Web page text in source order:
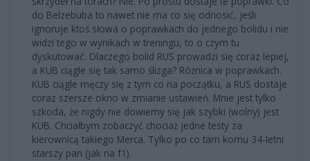
do Belzebuba to nawet nie ma co się odnosić, jeśli
ignoruje ktoś słowa o poprawkach do jednego bolidu i nie
widzi tego w wynikach w treningu, to o czym tu
dyskutować. Dlaczego bolid RUS prowadzi się coraz lepiej,
a KUB ciągle się tak samo ślizga? Różnica w poprawkach.
KUB ciągle męczy się z tym co na początku, a RUS dostaje
coraz szersze okno w zmianie ustawień. Mnie jest tylko
szkoda, że nigdy nie dowiemy się jak szybki (wolny) jest
KUB. Chciałbym zobaczyć chociaż jedne testy za
kierownicą takiego Merca. Tylko po co tam komu 34-letni
starszy pan (jak na f1).